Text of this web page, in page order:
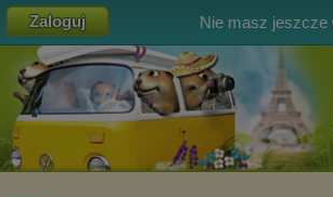
Nie masz jeszcze